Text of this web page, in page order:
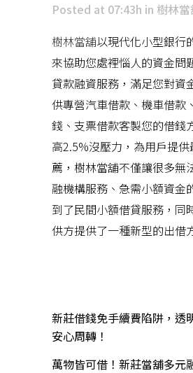
Posted at 07:43h in 樹林
樹林當舖以現代化小型銀行
來協助您處裡惱人的資金問
貸款融資服務，滿足您對資
供專營汽車借款、機車借款
錢、支票借款客製您的借錢
高2.5%沒壓力，為用戶提
薦，樹林當舖不僅讓很多無
融機構服務、急需小額資金
到了民間小額借貸服務，同
供方提供了一種新型的出借
新莊借錢免手續費陷阱，透
安心周轉！
萬物皆可借！新莊當舖多元